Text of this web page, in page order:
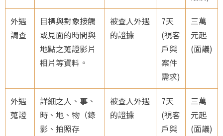
外遇
調查
目標與對象接觸
或見面的時間與
地點之蒐證影片
相片等資料。
被查人外遇
的證據
7天
(視客
戶與
案件
需求)
三萬
元起
(面議)
外遇
蒐證
詳細之人、事、
時、地、物（錄
影、拍照存
被查人外遇
的證據
7天
(視客
戶與
三萬
元起
(面議)